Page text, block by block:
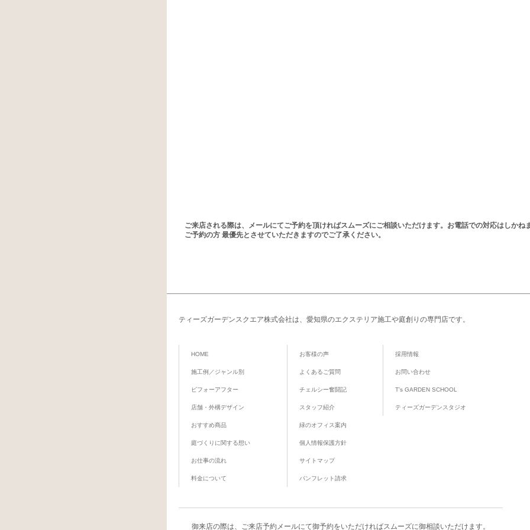
ご来店される際は、メールにてご予約を頂ければスムーズにご相談いただけます。お電話での対応はしかね
ご予約の方 最優先とさせていただきますのでご了承ください。
ティーズガーデンスクエア株式会社は、愛知県のエクステリア施工や庭創りの専門店です。
HOME
施工例／ジャンル別
ビフォーアフター
店舗・外構デザイン
おすすめ商品
庭づくりに関する想い
お仕事の流れ
料金について
お客様の声
よくあるご質問
チェルシー奮闘記
スタッフ紹介
緑のオフィス案内
個人情報保護方針
サイトマップ
パンフレット請求
採用情報
お問い合わせ
T’s GARDEN SCHOOL
ティーズガーデンスタジオ
御来店の際は、 ご来店予約メールにて御予約をいただければスムーズに御相談いただけます。